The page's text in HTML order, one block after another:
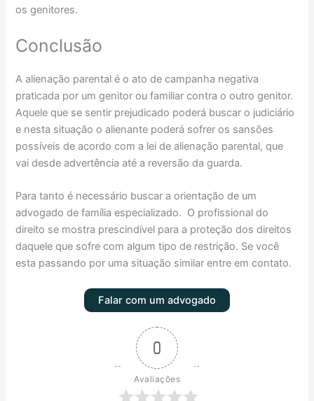
os genitores.
Conclusão
A alienação parental é o ato de campanha negativa
praticada por um genitor ou familiar contra o outro genitor.
Aquele que se sentir prejudicado poderá buscar o judiciário
e nesta situação o alienante poderá sofrer os sansões
possíveis de acordo com a lei de alienação parental, que
vai desde advertência até a reversão da guarda.
Para tanto é necessário buscar a orientação de um
advogado de família especializado. O profissional do
direito se mostra prescindível para a proteção dos direitos
daquele que sofre com algum tipo de restrição. Se você
esta passando por uma situação similar entre em contato.
Falar com um advogado
0
Avaliações